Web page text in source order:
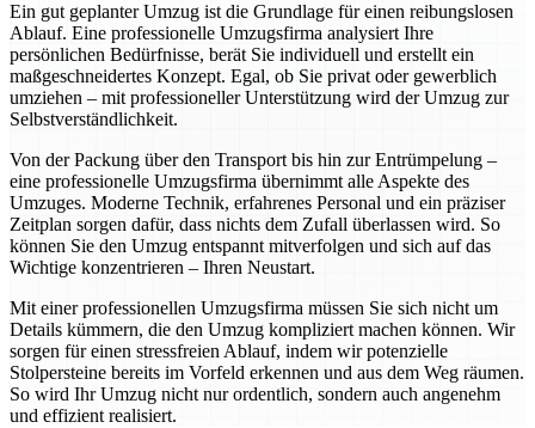
Ein gut geplanter Umzug ist die Grundlage für einen reibungslosen
Ablauf. Eine professionelle Umzugsfirma analysiert Ihre
persönlichen Bedürfnisse, berät Sie individuell und erstellt ein
maßgeschneidertes Konzept. Egal, ob Sie privat oder gewerblich
umziehen – mit professioneller Unterstützung wird der Umzug zur
Selbstverständlichkeit.
Von der Packung über den Transport bis hin zur Entrümpelung –
eine professionelle Umzugsfirma übernimmt alle Aspekte des
Umzuges. Moderne Technik, erfahrenes Personal und ein präziser
Zeitplan sorgen dafür, dass nichts dem Zufall überlassen wird. So
können Sie den Umzug entspannt mitverfolgen und sich auf das
Wichtige konzentrieren – Ihren Neustart.
Mit einer professionellen Umzugsfirma müssen Sie sich nicht um
Details kümmern, die den Umzug kompliziert machen können. Wir
sorgen für einen stressfreien Ablauf, indem wir potenzielle
Stolpersteine bereits im Vorfeld erkennen und aus dem Weg räumen.
So wird Ihr Umzug nicht nur ordentlich, sondern auch angenehm
und effizient realisiert.